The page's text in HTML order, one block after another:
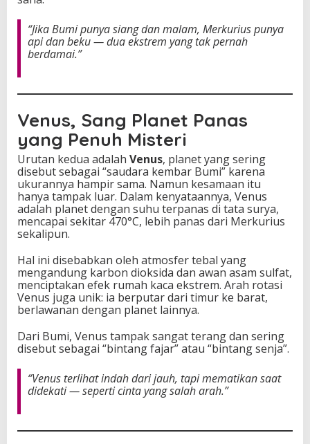
“Jika Bumi punya siang dan malam, Merkurius punya
api dan beku — dua ekstrem yang tak pernah
berdamai.”
Venus, Sang Planet Panas
yang Penuh Misteri
Urutan kedua adalah Venus, planet yang sering
disebut sebagai “saudara kembar Bumi” karena
ukurannya hampir sama. Namun kesamaan itu
hanya tampak luar. Dalam kenyataannya, Venus
adalah planet dengan suhu terpanas di tata surya,
mencapai sekitar 470°C, lebih panas dari Merkurius
sekalipun.
Hal ini disebabkan oleh atmosfer tebal yang
mengandung karbon dioksida dan awan asam sulfat,
menciptakan efek rumah kaca ekstrem. Arah rotasi
Venus juga unik: ia berputar dari timur ke barat,
berlawanan dengan planet lainnya.
Dari Bumi, Venus tampak sangat terang dan sering
disebut sebagai “bintang fajar” atau “bintang senja”.
“Venus terlihat indah dari jauh, tapi mematikan saat
didekati — seperti cinta yang salah arah.”